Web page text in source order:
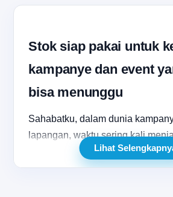
Stok siap pakai untuk
kampanye dan event
bisa menunggu
Sahabatku, dalam dunia
lapangan, waktu sering kali
utama. Ketika jadwal sudah
kebutuhan atribut harus segera
Lihat